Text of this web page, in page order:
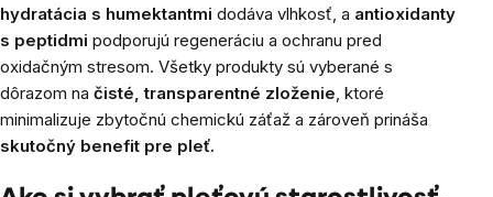
hydratácia s humektantmi dodáva vlhkosť, a antioxidanty
s peptidmi podporujú regeneráciu a ochranu pred
oxidačným stresom. Všetky produkty sú vyberané s
dôrazom na čisté, transparentné zloženie, ktoré
minimalizuje zbytočnú chemickú záťaž a zároveň prináša
skutočný benefit pre pleť.